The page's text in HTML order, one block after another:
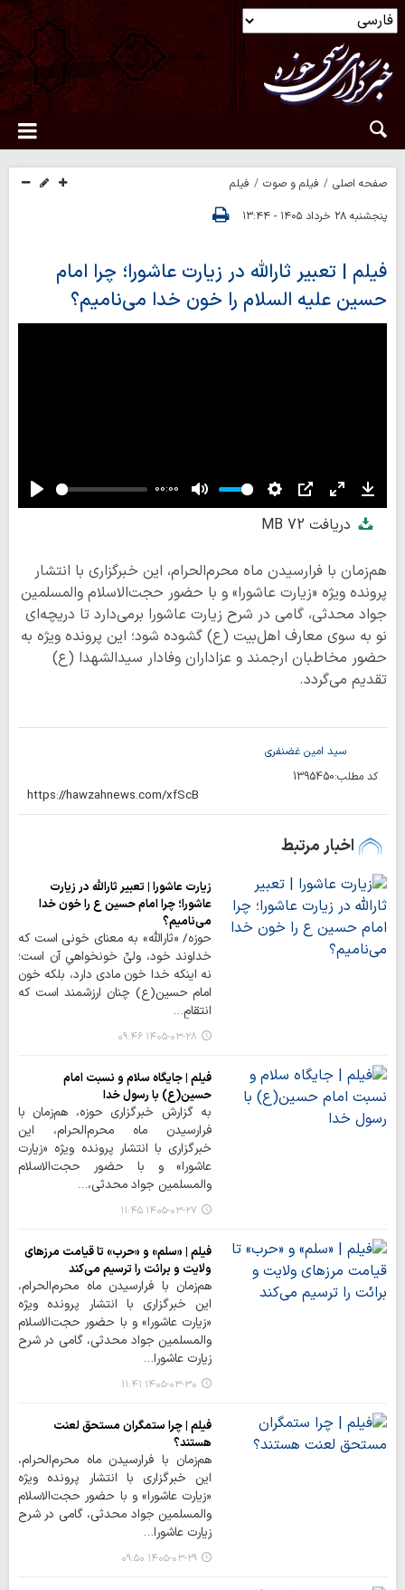
صفحه اصلی فیلم و صوت
فیلم
پنجشنبه ۲۸ خرداد ۱۴۰۵ - ۱۳:۴۴
فیلم | تعبیر ثارالله در زیارت عاشورا؛ چرا امام
حسین علیه السلام را خون خدا می‌نامیم؟
Play
00:00
Mute Settings
PIP Enter
fullscreenدریافت 72 MB
هم‌زمان با فرارسیدن ماه محرم‌الحرام، این خبرگزاری با انتشار
پرونده ویژه «زیارت عاشورا» و با حضور حجت‌الاسلام والمسلمین
جواد محدثی، گامی در شرح زیارت عاشورا برمی‌دارد تا دریچه‌ای
نو به سوی معارف اهل‌بیت (ع) گشوده شود؛ این پرونده ویژه به
حضور مخاطبان ارجمند و عزاداران وفادار سیدالشهدا (ع)
تقدیم می‌گردد.
سید امین غضنفری
کد مطلب:1395450
اخبار مرتبط
زیارت عاشورا | تعبیر ثارالله در زیارت
عاشورا؛ چرا امام حسین ع را خون خدا
می‌نامیم؟
حوزه/ «ثارالله» به معنای خونی است که
خداوند خود، ولیِّ خونخواهیِ آن است؛
نه اینکه خدا خون مادی دارد، بلکه خون
امام حسین(ع) چنان ارزشمند است که
انتقامِ…
۱۴۰۵-۰۳-۲۸ ۰۹:۴۶
فیلم | جایگاه سلام و نسبت امام
حسین(ع) با رسول خدا
به گزارش خبرگزاری حوزه، هم‌زمان با
فرارسیدن ماه محرم‌الحرام، این
خبرگزاری با انتشار پرونده ویژه «زیارت
عاشورا» و با حضور حجت‌الاسلام
والمسلمین جواد محدثی،…
۱۴۰۵-۰۳-۲۷ ۱۱:۴۵
فیلم | «سلم» و «حرب» تا قیامت مرزهای
ولایت و برائت را ترسیم می‌کند
هم‌زمان با فرارسیدن ماه محرم‌الحرام،
این خبرگزاری با انتشار پرونده ویژه
«زیارت عاشورا» و با حضور حجت‌الاسلام
والمسلمین جواد محدثی، گامی در شرح
زیارت عاشورا…
۱۴۰۵-۰۳-۳۰ ۱۱:۴۱
فیلم | چرا ستمگران مستحق لعنت
هستند؟
هم‌زمان با فرارسیدن ماه محرم‌الحرام،
این خبرگزاری با انتشار پرونده ویژه
«زیارت عاشورا» و با حضور حجت‌الاسلام
والمسلمین جواد محدثی، گامی در شرح
زیارت عاشورا…
۱۴۰۵-۰۳-۲۹ ۰۹:۵۰